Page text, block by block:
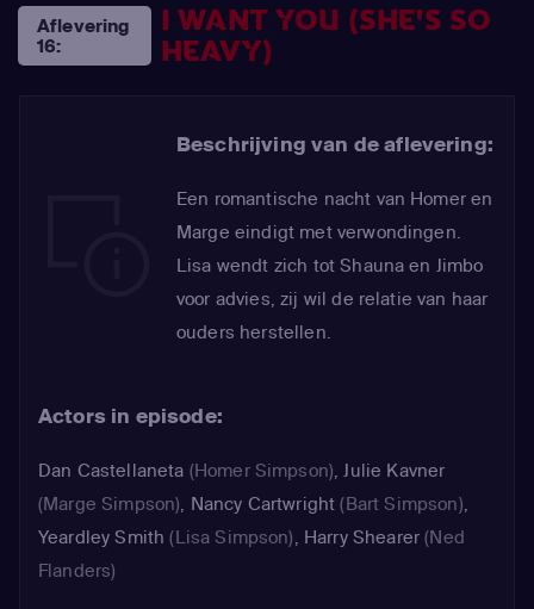
Aflevering
16:
I WANT YOU (SHE'S SO
HEAVY)
Beschrijving van de aflevering:
Een romantische nacht van Homer en
Marge eindigt met verwondingen.
Lisa wendt zich tot Shauna en Jimbo
voor advies, zij wil de relatie van haar
ouders herstellen.
Actors in episode:
Dan Castellaneta (Homer Simpson),Julie Kavner
(Marge Simpson), Nancy Cartwright (Bart Simpson),
Yeardley Smith (Lisa Simpson), Harry Shearer (Ned
Flanders)